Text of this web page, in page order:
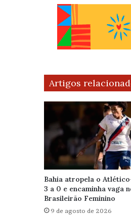
Artigos
Bahia atropela o
3 a 0 e encaminha vaga
Brasileirão Feminino
9 de agosto de 2026